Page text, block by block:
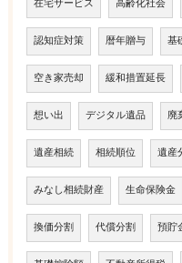
在宅サービス 高齢化社会
認知症対策 暦年贈与 基
空き家売却 緩和措置延長
想い出 デジタル遺品 廃
遺産相続 相続順位 遺産
みなし相続財産 生命保険金
換価分割 代償分割 預貯